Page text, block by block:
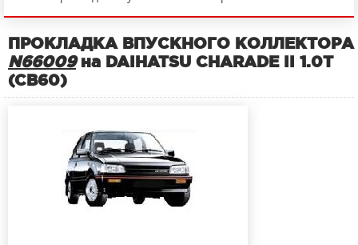
ПРОКЛАДКА ВПУСКНОГО КОЛЛЕКТОРА
N66009на DAIHATSU CHARADE II 1.0T
(CB60)